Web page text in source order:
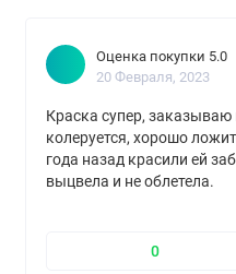
Оценка покупки 5.0
20 Февраля, 2023
Краска супер, заказываю
колеруется, хорошо
года назад красили ей
выцвела и не облетела.
0